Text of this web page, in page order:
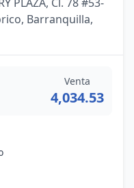
Barranquilla,
Venta
4,034.53